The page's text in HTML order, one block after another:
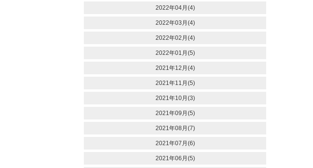
2022年04月(4)
2022年03月(4)
2022年02月(4)
2022年01月(5)
2021年12月(4)
2021年11月(5)
2021年10月(3)
2021年09月(5)
2021年08月(7)
2021年07月(6)
2021年06月(5)